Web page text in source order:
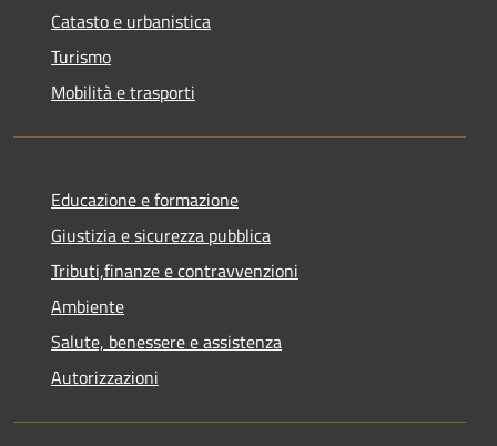
Catasto e urbanistica
Turismo
Mobilità e trasporti
Educazione e formazione
Giustizia e sicurezza pubblica
Tributi,finanze e contravvenzioni
Ambiente
Salute, benessere e assistenza
Autorizzazioni